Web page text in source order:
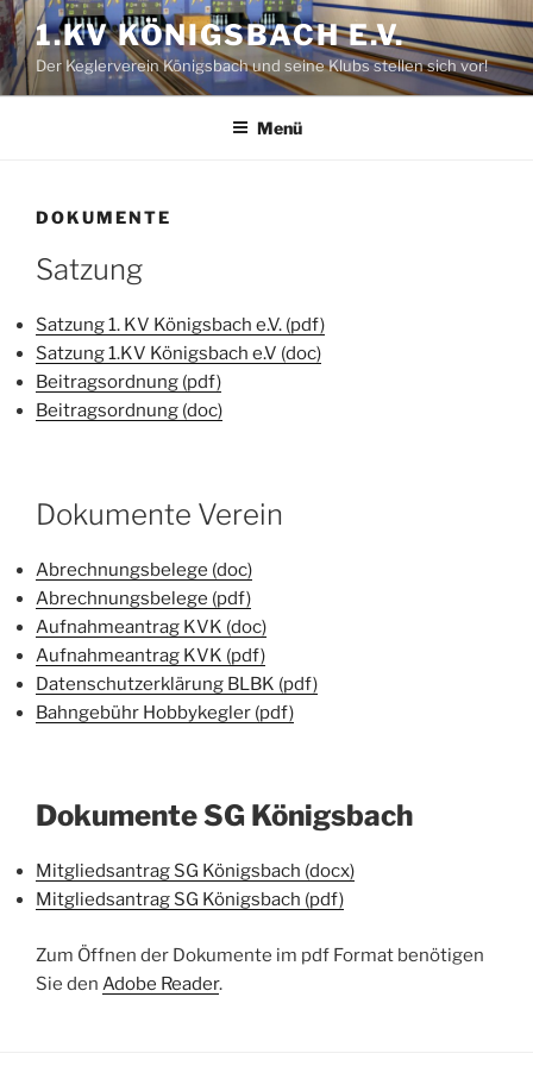
Zum
Inhalt
springen
1.KV KÖNIGSBACH E.V.
Der Keglerverein Königsbach und seine Klubs stellen sich vor!
Menü
DOKUMENTE
Satzung
Satzung 1. KV Königsbach e.V. (pdf)
Satzung 1.KV Königsbach e.V (doc)
Beitragsordnung (pdf)
Beitragsordnung (doc)
Dokumente Verein
Abrechnungsbelege (doc)
Abrechnungsbelege (pdf)
Aufnahmeantrag KVK (doc)
Aufnahmeantrag KVK (pdf)
Datenschutzerklärung BLBK (pdf)
Bahngebühr Hobbykegler (pdf)
Dokumente SG Königsbach
Mitgliedsantrag SG Königsbach (docx)
Mitgliedsantrag SG Königsbach (pdf)
Zum Öffnen der Dokumente im pdf Format benötigen
Sie den Adobe Reader.